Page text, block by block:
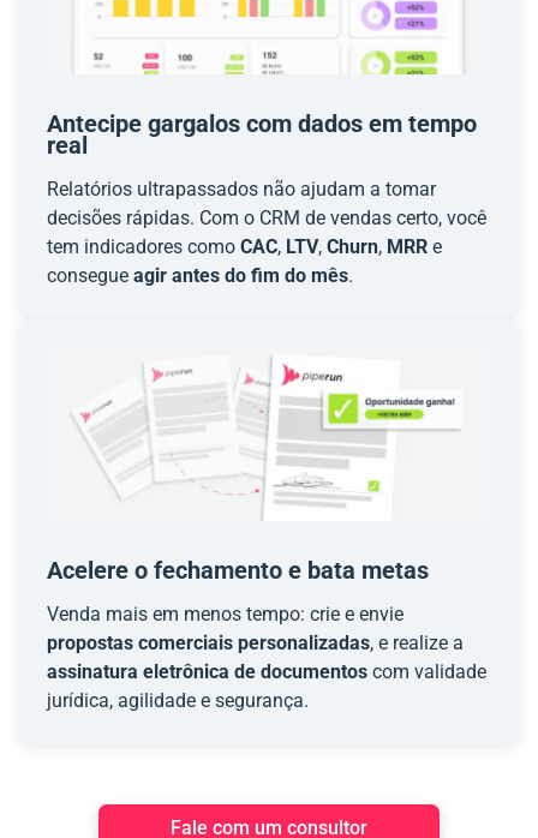
Antecipe gargalos com dados em tempo
real
Relatórios ultrapassados não ajudam a tomar
decisões rápidas. Com o CRM de vendas certo, você
tem indicadores como CAC, LTV, Churn, MRR e
consegue agir antes do fim do mês.
Acelere o fechamento e bata metas
Venda mais em menos tempo: crie e envie
propostas comerciais personalizadas, e realize a
assinatura eletrônica de documentos com validade
jurídica, agilidade e segurança.
Fale com um consultor